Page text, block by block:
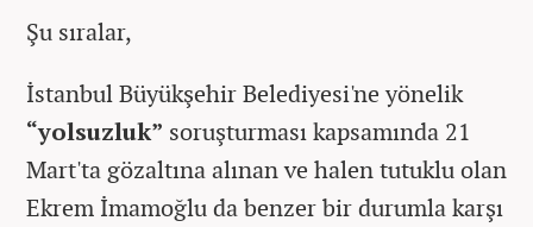
Şu sıralar,
İstanbul Büyükşehir Belediyesi'ne yönelik
“yolsuzluk” soruşturması kapsamında 21
Mart'ta gözaltına alınan ve halen tutuklu olan
Ekrem İmamoğlu da benzer bir durumla karşı